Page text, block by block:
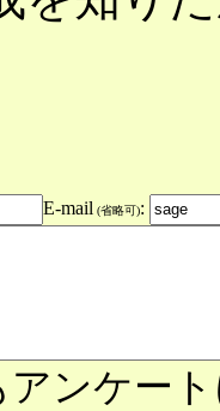
E-mail (省略可):
アンケー